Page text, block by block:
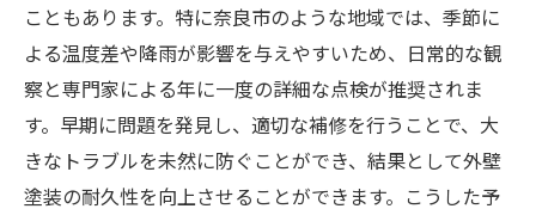
こともあります。特に奈良市のような地域では、季節に
よる温度差や降雨が影響を与えやすいため、日常的な観
察と専門家による年に一度の詳細な点検が推奨されま
す。早期に問題を発見し、適切な補修を行うことで、大
きなトラブルを未然に防ぐことができ、結果として外壁
塗装の耐久性を向上させることができます。こうした予